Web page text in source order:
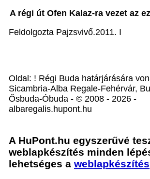
A régi út Ofen Kalaz-ra vezet az
Feldolgozta Pajzsvivő.2011. I
Oldal: ! Régi Buda határjárására
Sicambria-Alba Regale-Fehérvár,
Ősbuda-Óbuda - © 2008 - 2026 -
albaregalis.hupont.hu
A HuPont.hu egyszerűvé
weblapkészítés minden
lehetséges a weblapkészítés